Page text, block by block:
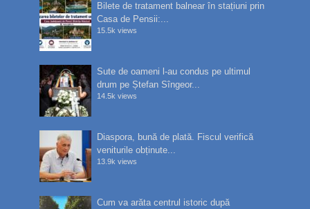
Bilete de tratament balnear în stațiuni prin
Casa de Pensii:...
15.5k views
Sute de oameni l-au condus pe ultimul
drum pe Ștefan Sîngeor...
14.5k views
Diaspora, bună de plată. Fiscul verifică
veniturile obținute...
13.9k views
Cum va arăta centrul istoric după